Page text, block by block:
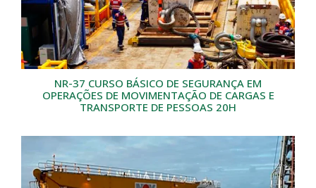
NR-37 CURSO BÁSICO DE SEGURANÇA EM
OPERAÇÕES DE MOVIMENTAÇÃO DE CARGAS E
TRANSPORTE DE PESSOAS 20H